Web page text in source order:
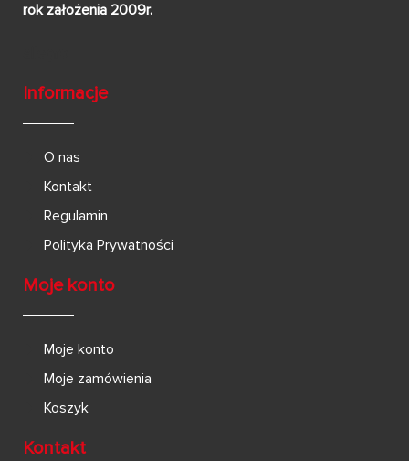
rok założenia 2009r.
Informacje
O nas
Kontakt
Regulamin
Polityka Prywatności
Moje konto
Moje konto
Moje zamówienia
Koszyk
Kontakt